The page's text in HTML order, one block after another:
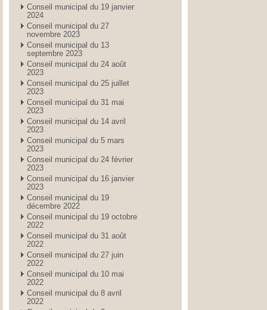
Conseil municipal du 19 janvier
2024
Conseil municipal du 27
novembre 2023
Conseil municipal du 13
septembre 2023
Conseil municipal du 24 août
2023
Conseil municipal du 25 juillet
2023
Conseil municipal du 31 mai
2023
Conseil municipal du 14 avril
2023
Conseil municipal du 5 mars
2023
Conseil municipal du 24 février
2023
Conseil municipal du 16 janvier
2023
Conseil municipal du 19
décembre 2022
Conseil municipal du 19 octobre
2022
Conseil municipal du 31 août
2022
Conseil municipal du 27 juin
2022
Conseil municipal du 10 mai
2022
Conseil municipal du 8 avril
2022